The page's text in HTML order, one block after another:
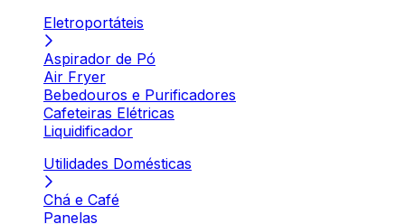
Eletroportáteis
Aspirador de Pó
Air Fryer
Bebedouros e Purificadores
Cafeteiras Elétricas
Liquidificador
Utilidades Domésticas
Chá e Café
Panelas